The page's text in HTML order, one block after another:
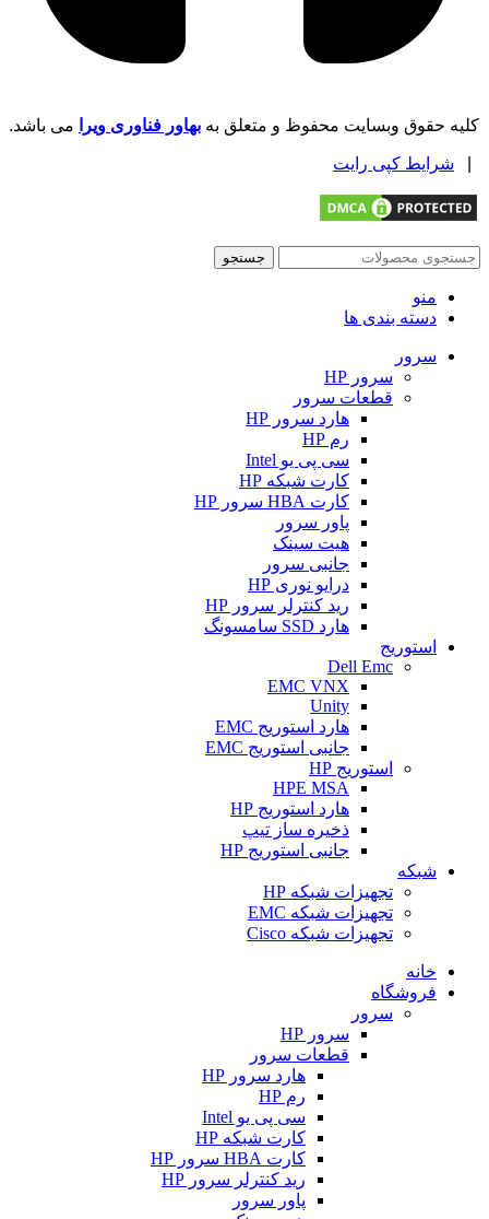
کلیه حقوق وبسایت محفوظ و متعلق به بهاور فناوری ویرا می باشد.
شرایط کپی رایت
جستجو
منو
دسته بندی ها
سرور
سرور HP
قطعات سرور
هارد سرور HP
رم HP
سی پی یو Intel
کارت شبکه HP
کارت HBA سرور HP
پاور سرور
هیت سینک
جانبی سرور
درایو نوری HP
رید کنترلر سرور HP
هارد SSD سامسونگ
استوریج
Dell Emc
EMC VNX
Unity
هارد استوریج EMC
جانبی استوریج EMC
استوریج HP
HPE MSA
هارد استوریج HP
ذخیره ساز تیپ
جانبی استوریج HP
شبکه
تجهیزات شبکه HP
تجهیزات شبکه EMC
تجهیزات شبکه Cisco
خانه
فروشگاه
سرور
سرور HP
قطعات سرور
هارد سرور HP
رم HP
سی پی یو Intel
کارت شبکه HP
کارت HBA سرور HP
رید کنترلر سرور HP
پاور سرور